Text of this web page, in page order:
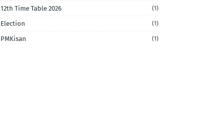
12th Time Table 2026 (1)
Election (1)
PMKisan (1)